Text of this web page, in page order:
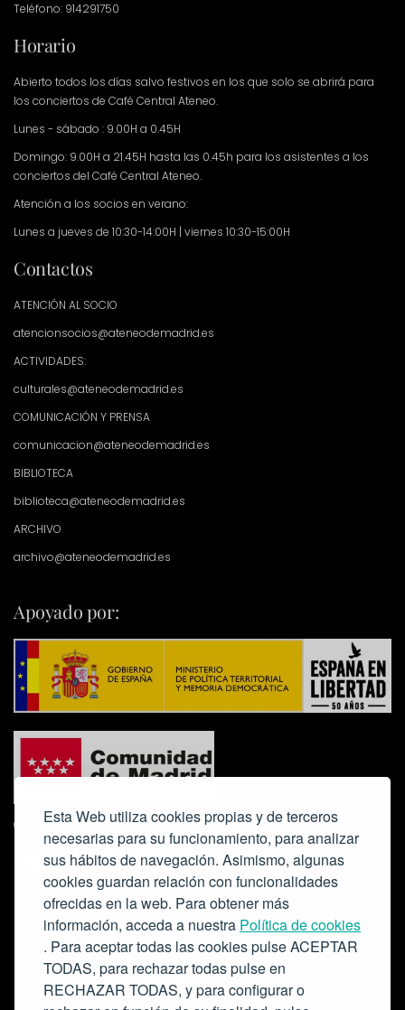
Esta Web utiliza cookies propias y de terceros
necesarias para su funcionamiento, para analizar
sus hábitos de navegación. Asimismo, algunas
cookies guardan relación con funcionalidades
ofrecidas en la web. Para obtener más
información, acceda a nuestra Política de cookies
. Para aceptar todas las cookies pulse ACEPTAR
TODAS, para rechazar todas pulse en
RECHAZAR TODAS, y para configurar o
Teléfono: 914291750
Horario
Abierto todos los días salvo festivos en los que solo se abrirá para
los conciertos de Café Central Ateneo.
Lunes - sábado : 9.00H a 0.45H
Domingo: 9.00H a 21.45H hasta las 0.45h para los asistentes a los
conciertos del Café Central Ateneo.
Atención a los socios en verano:
Lunes a jueves de 10:30-14:00H | viernes 10:30-15:00H
Contactos
ATENCIÓN AL SOCIO
atencionsocios@ateneodemadrid.es
ACTIVIDADES:
culturales@ateneodemadrid.es
COMUNICACIÓN Y PRENSA
comunicacion@ateneodemadrid.es
BIBLIOTECA
biblioteca@ateneodemadrid.es
ARCHIVO
archivo@ateneodemadrid.es
Apoyado por:
Colabora: